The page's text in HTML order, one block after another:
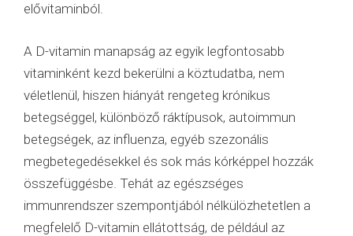
elővitaminból.
A D-vitamin manapság az egyik legfontosabb
vitaminként kezd bekerülni a köztudatba, nem
véletlenül, hiszen hiányát rengeteg krónikus
betegséggel, különböző ráktípusok, autoimmun
betegségek, az influenza, egyéb szezonális
megbetegedésekkel és sok más kórképpel hozzák
összefüggésbe. Tehát az egészséges
immunrendszer szempontjából nélkülözhetetlen a
megfelelő D-vitamin ellátottság, de például az